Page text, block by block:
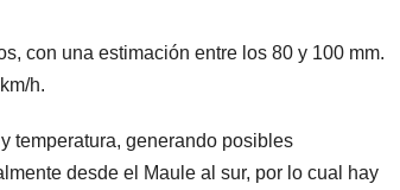
con una estimación entre los 80 y 100 mm.
h.
temperatura, generando posibles
desde el Maule al sur, por lo cual hay